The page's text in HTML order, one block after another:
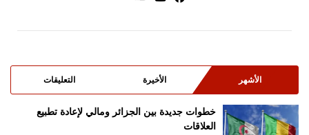
الأشهر الأخيرة التعليقات
خطوات جديدة بين الجزائر ومالي لإعادة تطبيع
العلاقات